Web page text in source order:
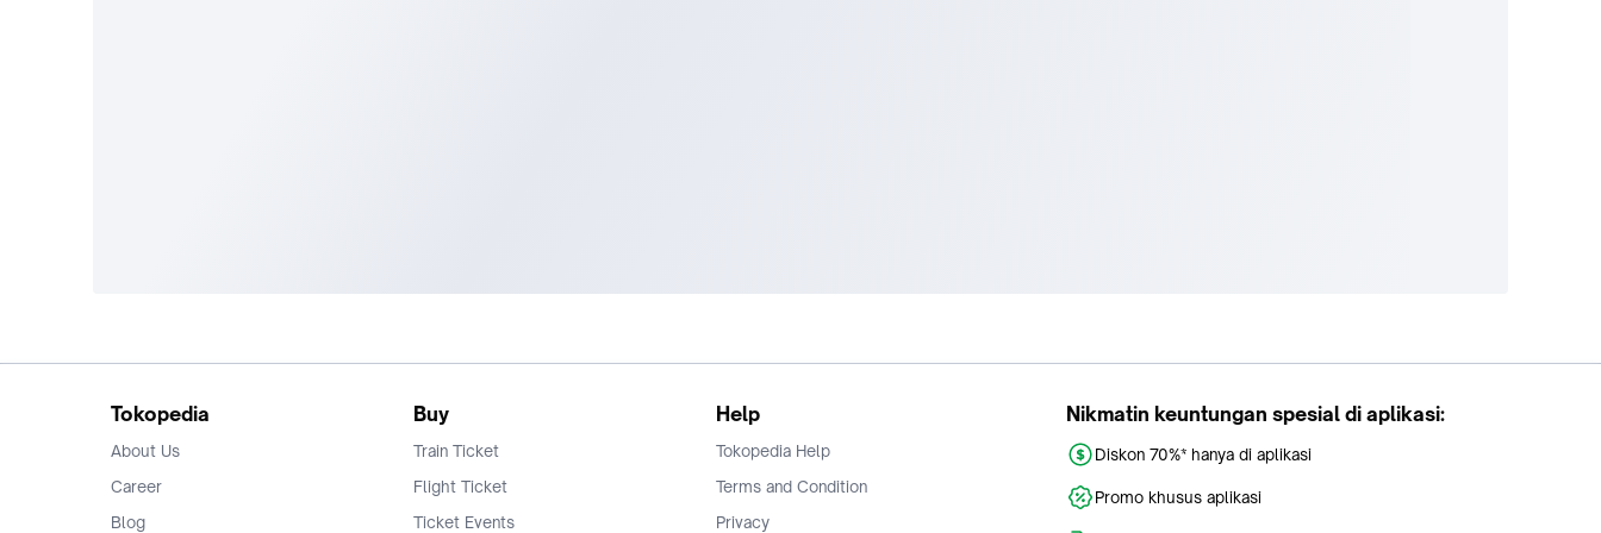
Tokopedia
About Us
Career
Blog
Buy
Train Ticket
Flight Ticket
Ticket Events
Help
Tokopedia Help
Terms and Condition
Privacy
Nikmatin keuntungan spesial di aplikasi:
Diskon 70%* hanya di aplikasi
Promo khusus aplikasi